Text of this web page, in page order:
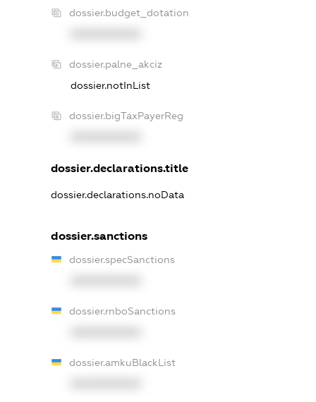
dossier.budget_dotation
dossier.palne_akciz
dossier.notInList
dossier.bigTaxPayerReg
dossier.declarations.title
dossier.declarations.noData
dossier.sanctions
dossier.specSanctions
dossier.rnboSanctions
dossier.amkuBlackList